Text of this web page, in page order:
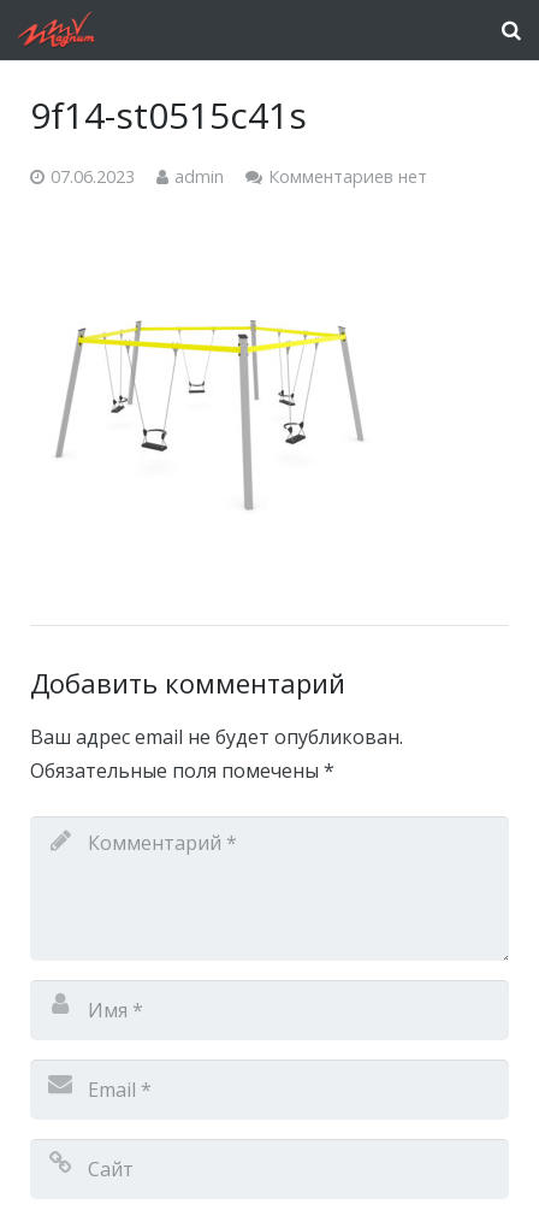
9f14-st0515c41s
07.06.2023 admin Комментариев нет
Добавить комментарий
Ваш адрес email не будет опубликован.
Обязательные поля помечены *